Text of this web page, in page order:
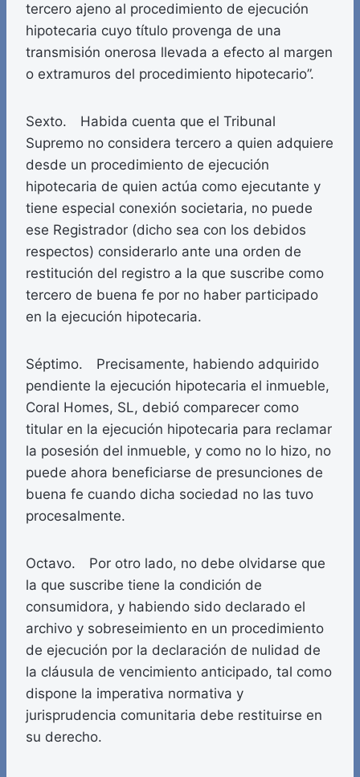
tercero ajeno al procedimiento de ejecución
hipotecaria cuyo título provenga de una
transmisión onerosa llevada a efecto al margen
o extramuros del procedimiento hipotecario”.
Sexto. Habida cuenta que el Tribunal
Supremo no considera tercero a quien adquiere
desde un procedimiento de ejecución
hipotecaria de quien actúa como ejecutante y
tiene especial conexión societaria, no puede
ese Registrador (dicho sea con los debidos
respectos) considerarlo ante una orden de
restitución del registro a la que suscribe como
tercero de buena fe por no haber participado
en la ejecución hipotecaria.
Séptimo. Precisamente, habiendo adquirido
pendiente la ejecución hipotecaria el inmueble,
Coral Homes, SL, debió comparecer como
titular en la ejecución hipotecaria para reclamar
la posesión del inmueble, y como no lo hizo, no
puede ahora beneficiarse de presunciones de
buena fe cuando dicha sociedad no las tuvo
procesalmente.
Octavo. Por otro lado, no debe olvidarse que
la que suscribe tiene la condición de
consumidora, y habiendo sido declarado el
archivo y sobreseimiento en un procedimiento
de ejecución por la declaración de nulidad de
la cláusula de vencimiento anticipado, tal como
dispone la imperativa normativa y
jurisprudencia comunitaria debe restituirse en
su derecho.